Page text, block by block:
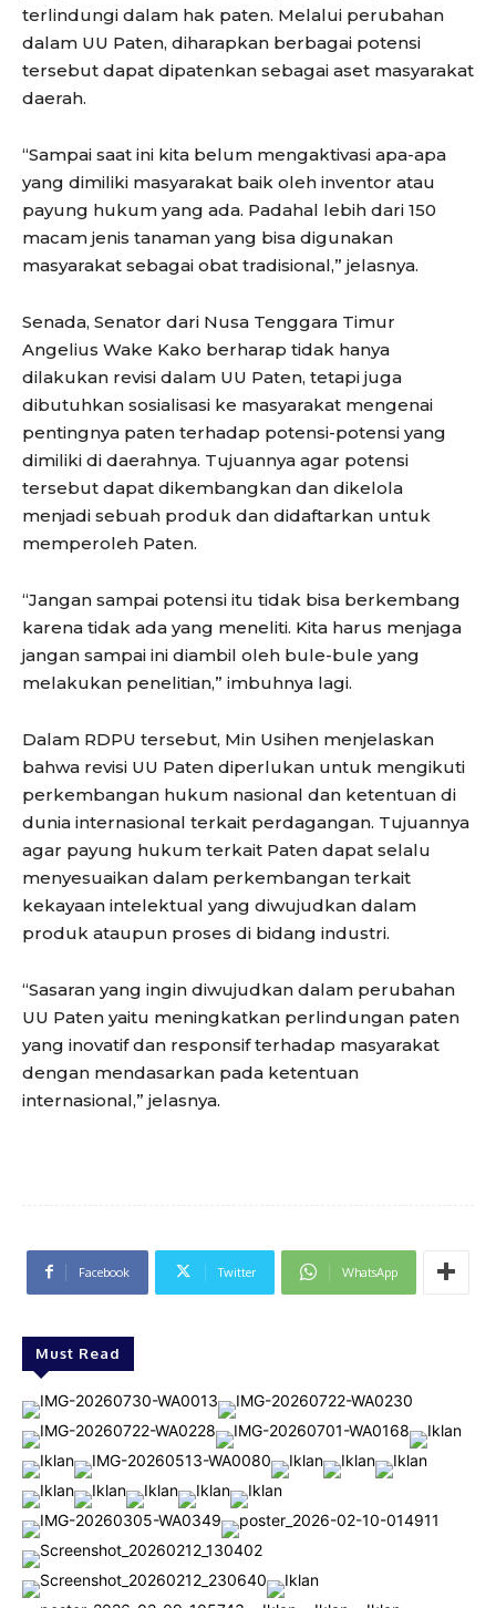
terlindungi dalam hak paten. Melalui perubahan
dalam UU Paten, diharapkan berbagai potensi
tersebut dapat dipatenkan sebagai aset masyarakat
daerah.
“Sampai saat ini kita belum mengaktivasi apa-apa
yang dimiliki masyarakat baik oleh inventor atau
payung hukum yang ada. Padahal lebih dari 150
macam jenis tanaman yang bisa digunakan
masyarakat sebagai obat tradisional,” jelasnya.
Senada, Senator dari Nusa Tenggara Timur
Angelius Wake Kako berharap tidak hanya
dilakukan revisi dalam UU Paten, tetapi juga
dibutuhkan sosialisasi ke masyarakat mengenai
pentingnya paten terhadap potensi-potensi yang
dimiliki di daerahnya. Tujuannya agar potensi
tersebut dapat dikembangkan dan dikelola
menjadi sebuah produk dan didaftarkan untuk
memperoleh Paten.
“Jangan sampai potensi itu tidak bisa berkembang
karena tidak ada yang meneliti. Kita harus menjaga
jangan sampai ini diambil oleh bule-bule yang
melakukan penelitian,” imbuhnya lagi.
Dalam RDPU tersebut, Min Usihen menjelaskan
bahwa revisi UU Paten diperlukan untuk mengikuti
perkembangan hukum nasional dan ketentuan di
dunia internasional terkait perdagangan. Tujuannya
agar payung hukum terkait Paten dapat selalu
menyesuaikan dalam perkembangan terkait
kekayaan intelektual yang diwujudkan dalam
produk ataupun proses di bidang industri.
“Sasaran yang ingin diwujudkan dalam perubahan
UU Paten yaitu meningkatkan perlindungan paten
yang inovatif dan responsif terhadap masyarakat
dengan mendasarkan pada ketentuan
internasional,” jelasnya.
Facebook Twitter WhatsApp
Must Read